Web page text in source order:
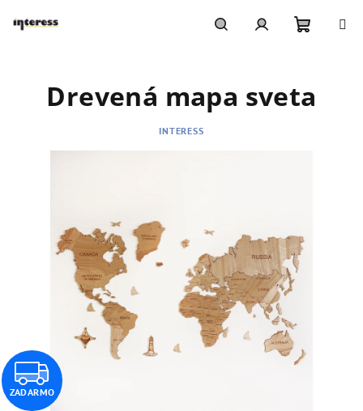
košík
Drevená mapa sveta
INTERESS
Z
ZADARMO